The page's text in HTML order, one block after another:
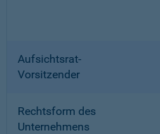
Aufsichtsrat-
Vorsitzender
Rechtsform des
Unternehmens